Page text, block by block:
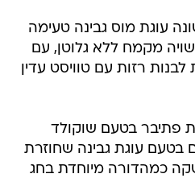
עוגת מוס גבינה טעימה
מקמח ללא גלוטן, עם
לבנות רזות עם טוויסט עדין
פתיבר בטעם שוקולד
בטעם עוגת גבינה שחוזרת
כמהדורה מיוחדת בחג